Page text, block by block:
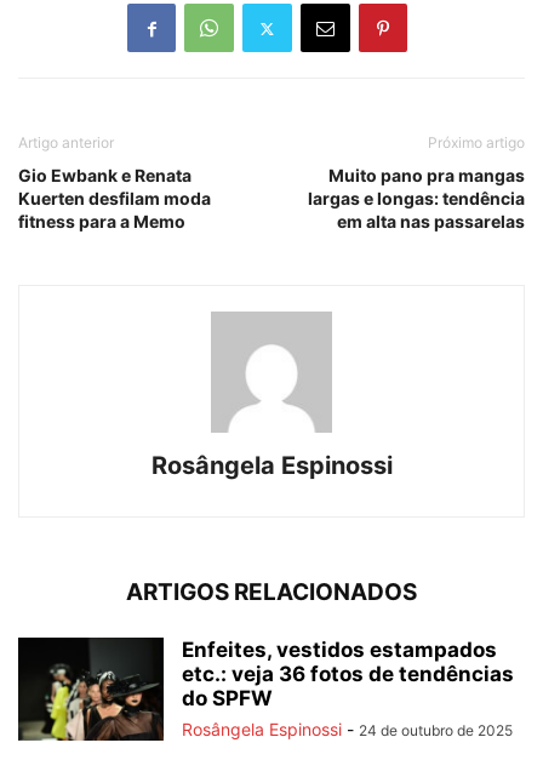
Artigo anterior
Gio Ewbank e Renata
Kuerten desfilam moda
fitness para a Memo
Próximo artigo
Muito pano pra mangas
largas e longas: tendência
em alta nas passarelas
Rosângela Espinossi
ARTIGOS RELACIONADOS
Enfeites, vestidos estampados
etc.: veja 36 fotos de tendências
do SPFW
Rosângela Espinossi - 24 de outubro de 2025